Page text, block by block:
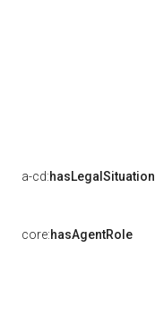
a-cd:hasLegalSituation
core:hasAgentRole